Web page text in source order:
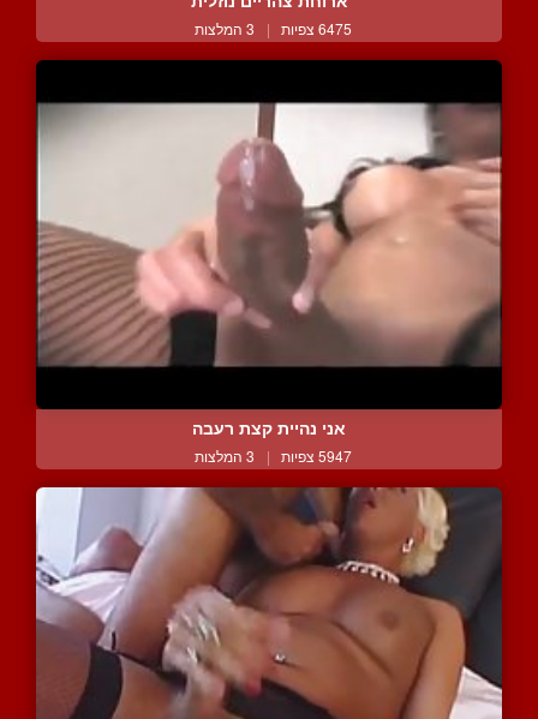
6475 צפיות | 3 המלצות
אני נהיית קצת רעבה
5947 צפיות | 3 המלצות